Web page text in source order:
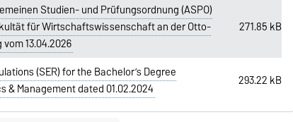
Studien- und Prüfungsordnung (ASPO)
für Wirtschaftswissenschaft an der Otto-
13.04.2026
271.85 kB
(SER) for the Bachelor’s Degree
& Management dated 01.02.2024
293.22 kB